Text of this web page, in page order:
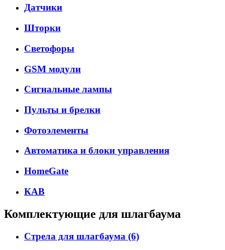
Датчики
Шторки
Светофоры
GSM модули
Сигнальные лампы
Пульты и брелки
Фотоэлементы
Автоматика и блоки управления
HomeGate
КАВ
Комплектующие для шлагбаума
Стрела для шлагбаума (6)